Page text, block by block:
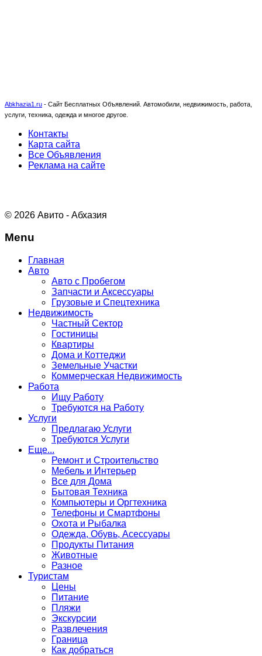
Abkhazia1.ru - Сайт Бесплатных Объявлений. Автомобили, недвижимость, работа,
услуги, техника, одежда и многое другое.
Контакты
Карта сайта
Все Объявления
Реклама на сайте
© 2026 Авито - Абхазия
Menu
Главная
Авто
Авто с Пробегом
Запчасти и Аксессуары
Грузовые и Спецтехника
Недвижимость
Частный Сектор
Гостиницы
Квартиры
Дома и Коттеджи
Земельные Участки
Коммерческая Недвижимость
Работа
Ищу Работу
Требуются на Работу
Услуги
Предлагаю Услуги
Требуются Услуги
Еще...
Ремонт и Строительство
Мебель и Интерьер
Все для Дома
Бытовая Техника
Компьютеры и Оргтехника
Телефоны и Смартфоны
Охота и Рыбалка
Одежда, Обувь, Асессуары
Продукты Питания
Животные
Разное
Туристам
Цены
Питание
Пляжи
Экскурсии
Развлечения
Граница
Как добраться